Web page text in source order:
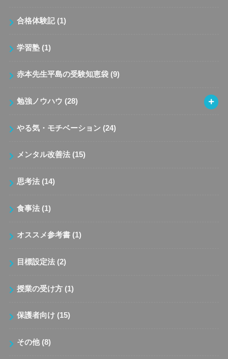
合格体験記 (1)
学習塾 (1)
赤本先生平島の受験知恵袋 (9)
勉強ノウハウ (28)
やる気・モチベーション (24)
メンタル改善法 (15)
思考法 (14)
食事法 (1)
オススメ参考書 (1)
目標設定法 (2)
授業の受け方 (1)
保護者向け (15)
その他 (8)